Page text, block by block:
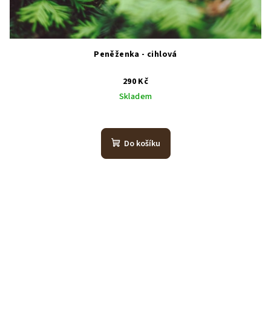
Peněženka - cihlová
290 Kč
Skladem
Do košíku